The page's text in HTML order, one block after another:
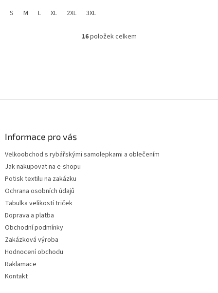
S
M L XL 2XL 3XL
O
y
16položek celkem
Informace pro vás
Velkoobchod s rybářskými samolepkami a oblečením
Jak nakupovat na e-shopu
Potisk textilu na zakázku
Ochrana osobních údajů
Tabulka velikostí triček
Doprava a platba
Obchodní podmínky
Zakázková výroba
Hodnocení obchodu
Raklamace
Kontakt